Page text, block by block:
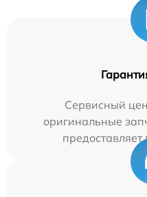
Сервисный
оригинальные